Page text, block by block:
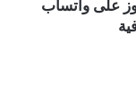
على واتساب